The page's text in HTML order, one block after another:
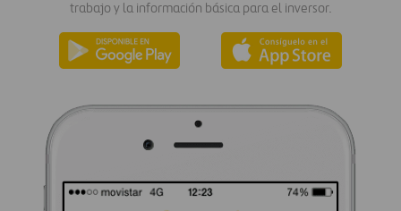
trabajo y la información básica para el inversor.